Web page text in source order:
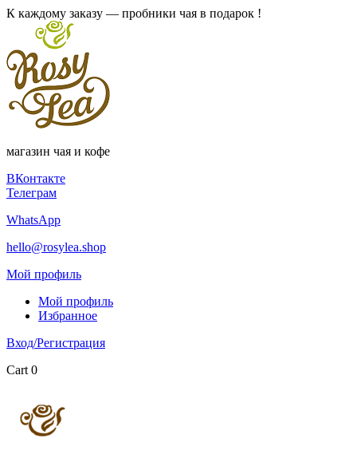
К каждому заказу — пробники чая в подарок !
магазин чая и кофе
ВКонтакте
Телеграм
WhatsApp
hello@rosylea.shop
Мой профиль
Мой профиль
Избранное
Вход/Регистрация
Cart 0